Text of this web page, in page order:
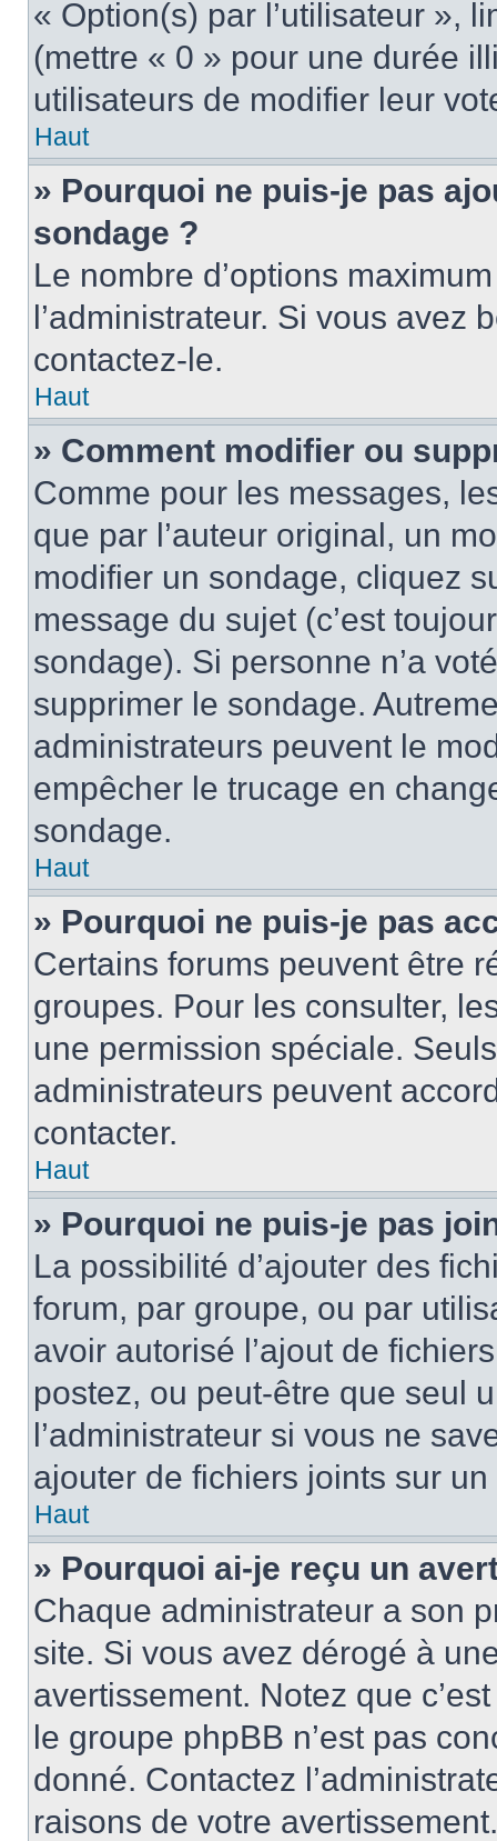
« Option(s) par l’utilisateur »,
(mettre « 0 » pour une durée
utilisateurs de modifier leur
Haut
» Pourquoi ne puis-je pas
sondage ?
Le nombre d’options
l’administrateur. Si vous avez
contactez-le.
Haut
» Comment modifier ou
Comme pour les messages,
que par l’auteur original, un
modifier un sondage, cliquez
message du sujet (c’est
sondage). Si personne n’a
supprimer le sondage.
administrateurs peuvent le
empêcher le trucage en
sondage.
Haut
» Pourquoi ne puis-je pas
Certains forums peuvent être
groupes. Pour les consulter,
une permission spéciale.
administrateurs peuvent
contacter.
Haut
» Pourquoi ne puis-je pas
La possibilité d’ajouter des
forum, par groupe, ou par
avoir autorisé l’ajout de
postez, ou peut-être que seul
l’administrateur si vous ne
ajouter de fichiers joints sur un
Haut
» Pourquoi ai-je reçu un
Chaque administrateur a son
site. Si vous avez dérogé à
avertissement. Notez que
le groupe phpBB n’est pas
donné. Contactez
raisons de votre avertissement.